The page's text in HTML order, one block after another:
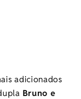
adicionados
Bruno e